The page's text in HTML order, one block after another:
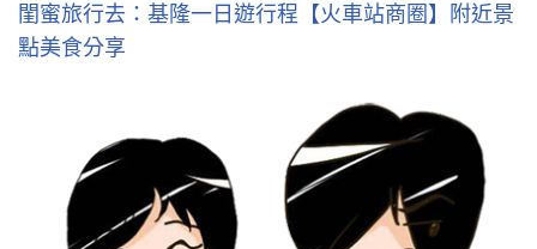
閨蜜旅行去：基隆一日遊行程【火車站商圈】附近景
點美食分享